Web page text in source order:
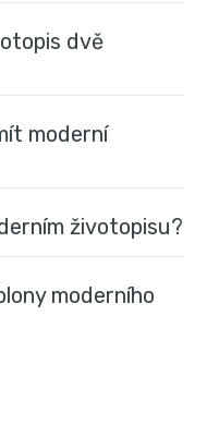
dvě
moderní
životopisu?
moderního